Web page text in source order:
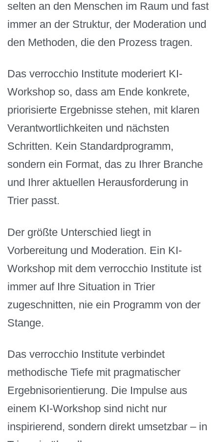
selten an den Menschen im Raum und fast
immer an der Struktur, der Moderation und
den Methoden, die den Prozess tragen.
Das verrocchio Institute moderiert KI-
Workshop so, dass am Ende konkrete,
priorisierte Ergebnisse stehen, mit klaren
Verantwortlichkeiten und nächsten
Schritten. Kein Standardprogramm,
sondern ein Format, das zu Ihrer Branche
und Ihrer aktuellen Herausforderung in
Trier passt.
Der größte Unterschied liegt in
Vorbereitung und Moderation. Ein KI-
Workshop mit dem verrocchio Institute ist
immer auf Ihre Situation in Trier
zugeschnitten, nie ein Programm von der
Stange.
Das verrocchio Institute verbindet
methodische Tiefe mit pragmatischer
Ergebnisorientierung. Die Impulse aus
einem KI-Workshop sind nicht nur
inspirierend, sondern direkt umsetzbar – in